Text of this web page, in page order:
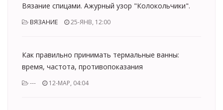
Вязание спицами. Ажурный узор "Колокольчики".
ВЯЗАНИЕ 25-ЯНВ, 12:00
Как правильно принимать термальные ванны:
время, частота, противопоказания
--- 12-МАР, 04:04